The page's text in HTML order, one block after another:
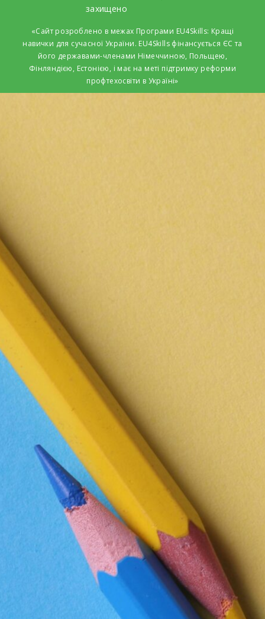
захищено
«Сайт розроблено в межах Програми EU4Skills: Кращі
навички для сучасної України. EU4Skills фінансується ЄС та
його державами-членами Німеччиною, Польщею,
Фінляндією, Естонією, і має на меті підтримку реформи
профтехосвіти в Україні»